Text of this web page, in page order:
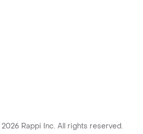
2026 Rappi Inc. All rights reserved.